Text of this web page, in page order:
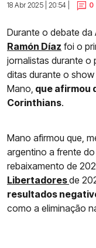
18 Abr 2025 | 20:54 |
0
Durante o debate da
Ramón Díaz foi o
jornalistas durante o
ditas durante o
Mano, que afirmou
Corinthians.
Mano afirmou que,
argentino a frente
rebaixamento de
Libertadoresde
resultados
como a eliminação